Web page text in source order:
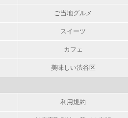
ご当地グルメ
スイーツ
カフェ
美味しい渋谷区
利用規約